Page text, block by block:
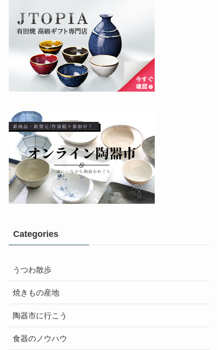
Categories
うつわ散歩
焼きもの産地
陶器市に行こう
食器のノウハウ